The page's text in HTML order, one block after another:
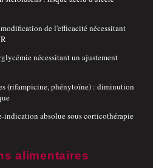
de l'efficacité nécessitant
nécessitant un ajustement
(rifampicine, phénytoïne) : diminution
indication absolue sous corticothérapie
alimentaires